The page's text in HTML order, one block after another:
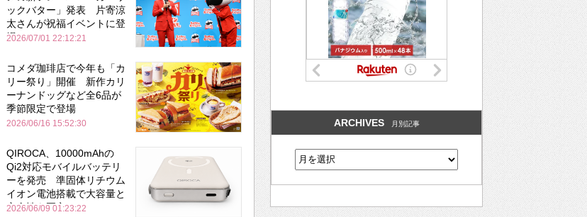
ックバター」発表 片寄涼
太さんが祝福イベントに登
場
2026/07/01 22:12:21
コメダ珈琲店で今年も「カ
リー祭り」開催 新作カリ
ーナンドッグなど全6品が
季節限定で登場
2026/06/16 15:52:30
QIROCA、10000mAhの
Qi2対応モバイルバッテリ
ーを発売 準固体リチウム
イオン電池搭載で大容量と
安全性を両立
2026/06/09 01:23:22
ARCHIVES 月別記事